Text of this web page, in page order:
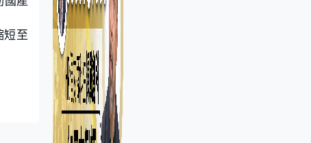
短至